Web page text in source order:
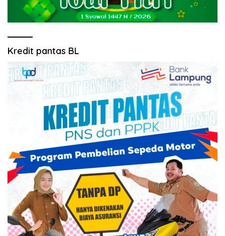
Kredit pantas BL